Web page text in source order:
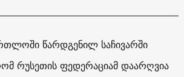
წარდგენილ საჩივარში
რუსეთის ფედერაციამ დაარღვია